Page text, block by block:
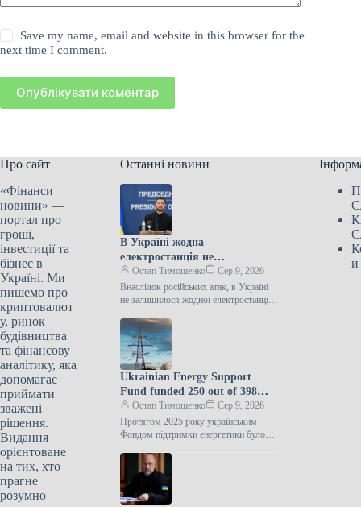
Save my name, email and website in this browser for the
next time I comment.
Опублікувати коментар
Про сайт
«Фінанси
новини» —
портал про
гроші,
інвестиції та
бізнес в
Україні. Ми
пишемо про
криптовалют
у, ринок
будівництва
та фінансову
аналітику, яка
допомагає
приймати
зважені
рішення.
Видання
орієнтоване
на тих, хто
прагне
розумно
Останні новини
В Україні жодна
електростанція не
залишилася цілою, стверджує
Зеленський
Остап Тимошенко
Сер 9, 2026
Внаслідок російських атак, в Україні
не залишилося жодної електростанції,
інформацію оприлюднив Президент
Володимир Зеленський…
Ukrainian Energy Support
Fund funded 250 out of 398
applications last year.
Остап Тимошенко
Сер 9, 2026
Протягом 2025 року українським
Фондом підтримки енергетики було
398 пропозицій, схвалених
Міністерством енергетики. Цю
інформацію
и